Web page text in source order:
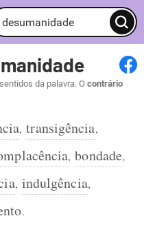
da palavra. Ocontrário
, transigência,
, bondade,
, indulgência,
.